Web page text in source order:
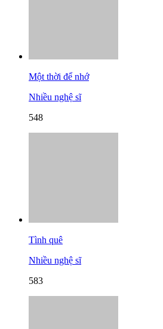
Một thời để nhớ
Nhiều nghệ sĩ
548
Tình quê
Nhiều nghệ sĩ
583